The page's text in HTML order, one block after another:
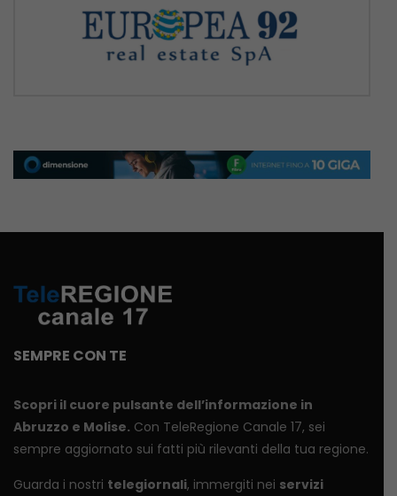
SEMPRE CON TE
Scopri il cuore pulsante dell’informazione in
Abruzzo e Molise. Con TeleRegione Canale 17, sei
sempre aggiornato sui fatti più rilevanti della tua regione.
Guarda i nostri telegiornali, immergiti nei servizi